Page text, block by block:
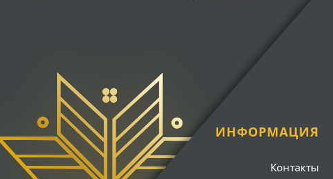
ИНФОРМАЦИЯ
Контакты